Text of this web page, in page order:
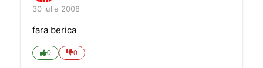
30 iulie 2008
fara berica
0 0